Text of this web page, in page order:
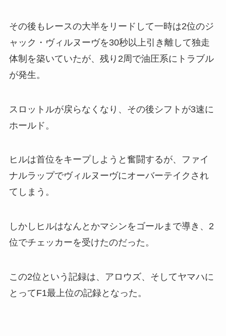
その後もレースの大半をリードして一時は2位のジ
ャック・ヴィルヌーヴを30秒以上引き離して独走
体制を築いていたが、残り2周で油圧系にトラブル
が発生。
スロットルが戻らなくなり、その後シフトが3速に
ホールド。
ヒルは首位をキープしようと奮闘するが、ファイ
ナルラップでヴィルヌーヴにオーバーテイクされ
てしまう。
しかしヒルはなんとかマシンをゴールまで導き、2
位でチェッカーを受けたのだった。
この2位という記録は、アロウズ、そしてヤマハに
とってF1最上位の記録となった。